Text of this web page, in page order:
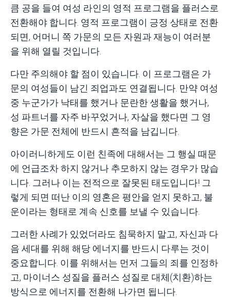
큼 공을 들여 여성 라인의 영적 프로그램을 플러스로
전환해야 합니다. 영적 프로그램이 긍정 상태로 전환
되면, 어머니 쪽 가문의 모든 자원과 재능이 여러분
을 위해 열릴 것입니다.
다만 주의해야 할 점이 있습니다. 이 프로그램은 가
문의 여성들이 남긴 죄업과도 연결됩니다. 만약 여성
중 누군가가 낙태를 했거나 문란한 생활을 했거나,
성 파트너를 자주 바꾸었거나, 자살을 했다면 그 영
향은 가문 전체에 반드시 흔적을 남깁니다.
아이러니하게도 이런 친족에 대해서는 그 행실 때문
에 언급조차 하지 않거나 추모하지 않는 경우가 많습
니다. 그러나 이는 전적으로 잘못된 태도입니다! 그
렇게 되면 떠난 이의 영혼은 평안을 얻지 못하고, 불
운이라는 형태로 계속 신호를 보낼 수 있습니다.
그러한 사례가 있었더라도 침묵하지 말고, 자신과 다
음 세대를 위해 해당 에너지를 반드시 다루는 것이
중요합니다. 이를 위해서는 먼저 그들의 죄를 인정하
고, 마이너스 성질을 플러스 성질로 대체(치환)하는
방식으로 에너지를 전환해 나가면 됩니다.